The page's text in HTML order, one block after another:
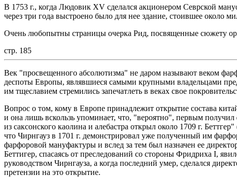
В 1753 г., когда Людовик XV сделался акционером Севрской
через три года выстроено было для нее здание, стоившее около
Очень любопытны страницы очерка Рид, посвященные сюжету
стр. 185
Век "просвещенного абсолютизма" не даром называют веком
деспоты Европы, являвшиеся самыми крупными владельцами
им тщеславием стремились запечатлеть в веках свое
Вопрос о том, кому в Европе принадлежит открытие состава
и она лишь вскользь упоминает, что, "вероятно", первым
из саксонского каолина и алебастра открыл около 1709 г.
что Чирнгауз в 1701 г. демонстрировал уже полученный им
фарфоровой мануфактуры и вслед за тем был назначен ее
Беттигер, спасаясь от преследований со стороны Фридриха I,
руководством Чирнгауза, а когда последний умер, сделался
претензии на это открытие.